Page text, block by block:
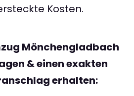
Kosten.
Mönchengladbach
& einen exakten
erhalten: